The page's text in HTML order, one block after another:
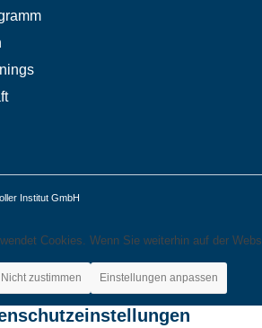
Institut GmbH
Cookies. Wenn Sie weiterhin auf der
Nicht zustimmen Einstellungen anpassen